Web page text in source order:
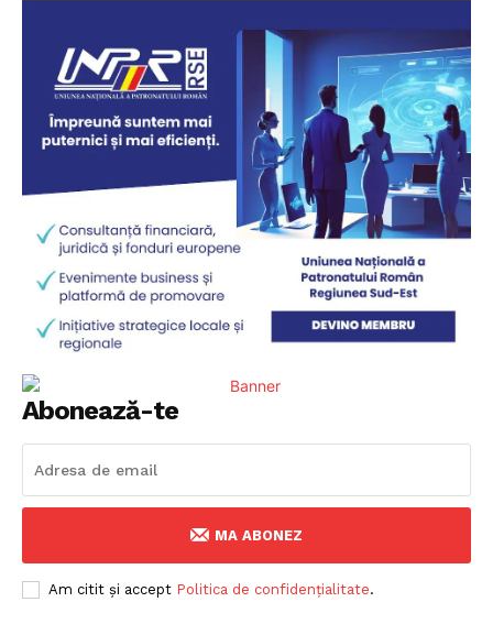
Abonează-te
MA ABONEZ
Am citit și accept Politica de confidențialitate.